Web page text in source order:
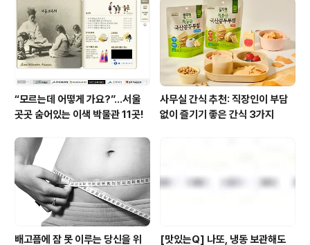
“모르는데 어떻게 가요?”...서울
곳곳 숨어있는 이색 박물관 11곳!
사무실 간식 추천: 직장인이 부담
없이 즐기기 좋은 간식 3가지
배고픔에 잠 못 이루는 당신을 위 [맛있는Q] 나또, 냉동 보관해도